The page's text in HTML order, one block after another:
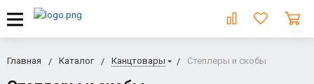
Главная Каталог Канцтовары Степлеры и скобы